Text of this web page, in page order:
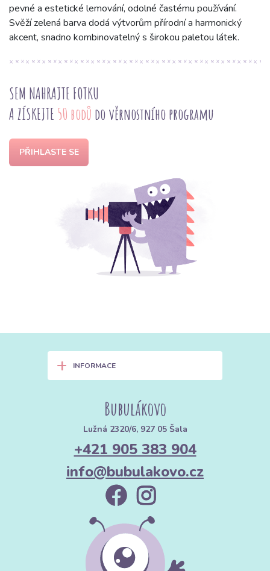
pevné a estetické lemování, odolné častému používání.
Svěží zelená barva dodá výtvorům přírodní a harmonický
akcent, snadno kombinovatelný s širokou paletou látek.
SEM NAHRAJTE FOTKU
A ZÍSKEJTE 50 bodů do věrnostního programu
PŘIHLASTE SE
+ INFORMACE
Bubulákovo
Lužná 2320/6, 927 05 Šala
+421 905 383 904
info@bubulakovo.cz